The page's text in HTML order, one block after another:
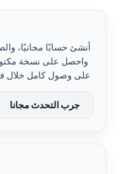
على وصول كامل خلال فترة
جرب التحدث مجانا